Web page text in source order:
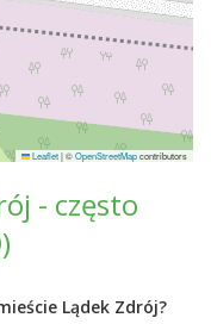
Leaflet|©OpenStreetMapcontributors
- często
Lądek Zdrój?